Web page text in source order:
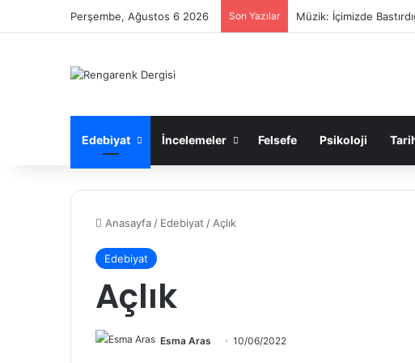
Perşembe, Ağustos 6 2026 Son Yazılar Müzik: İçimizde
Edebiyat İncelemeler Felsefe Psikoloji
Anasayfa / Edebiyat / Açlık
Edebiyat
Açlık
Esma Aras 10/06/2022